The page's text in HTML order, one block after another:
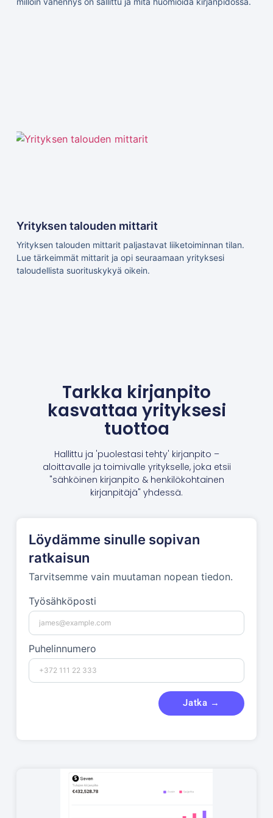
Yrityksen talouden mittarit
Yrityksen talouden mittarit paljastavat liiketoiminnan tilan.
Lue tärkeimmät mittarit ja opi seuraamaan yrityksesi
taloudellista suorituskykyä oikein.
Tarkka kirjanpito
kasvattaa yrityksesi
tuottoa
Hallittu ja 'puolestasi tehty' kirjanpito –
aloittavalle ja toimivalle yritykselle, joka etsii
"sähköinen kirjanpito & henkilökohtainen
kirjanpitäjä" yhdessä.
Löydämme sinulle sopivan
ratkaisun
Tarvitsemme vain muutaman nopean tiedon.
Työsähköposti
Puhelinnumero
Jatka →